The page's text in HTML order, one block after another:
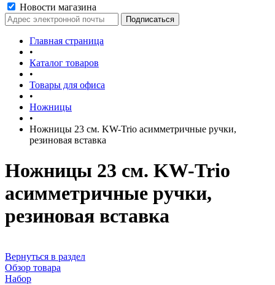
Новости магазина
Главная страница
•
Каталог товаров
•
Товары для офиса
•
Ножницы
•
Ножницы 23 см. KW-Trio асимметричные ручки,
резиновая вставка
Ножницы 23 см. KW-Trio
асимметричные ручки,
резиновая вставка
Вернуться в раздел
Обзор товара
Набор